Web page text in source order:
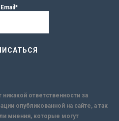
Email*
ответственности за
опубликованной на сайте, а так
мнения, которые могут